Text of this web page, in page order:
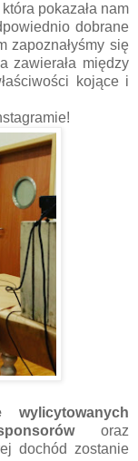
pokazała nam
dobrane
zapoznałyśmy się
zawierała między
kojące i
wylicytowanych
oraz
dochód zostanie